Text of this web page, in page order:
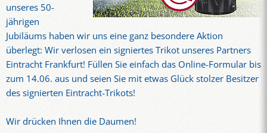
unseres 50-
jährigen
Jubiläums haben wir uns eine ganz besondere Aktion
überlegt: Wir verlosen ein signiertes Trikot unseres Partners
Eintracht Frankfurt! Füllen Sie einfach das Online-Formular bis
zum 14.06. aus und seien Sie mit etwas Glück stolzer Besitzer
des signierten Eintracht-Trikots!
Wir drücken Ihnen die Daumen!